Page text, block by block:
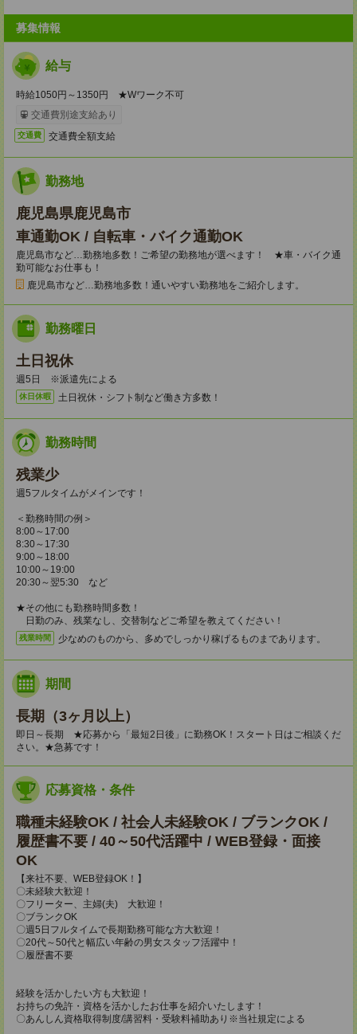
募集情報
給与
時給1050円～1350円 ★Wワーク不可
交通費別途支給あり
交通費 交通費全額支給
勤務地
鹿児島県鹿児島市
車通勤OK / 自転車・バイク通勤OK
鹿児島市など…勤務地多数！ご希望の勤務地が選べます！ ★車・バイク通
勤可能なお仕事も！
鹿児島市など…勤務地多数！通いやすい勤務地をご紹介します。
勤務曜日
土日祝休
週5日 ※派遣先による
休日休暇 土日祝休・シフト制など働き方多数！
勤務時間
残業少
週5フルタイムがメインです！
＜勤務時間の例＞
8:00～17:00
8:30～17:30
9:00～18:00
10:00～19:00
20:30～翌5:30 など
★その他にも勤務時間多数！
日勤のみ、残業なし、交替制などご希望を教えてください！
残業時間 少なめのものから、多めでしっかり稼げるものまであります。
期間
長期（3ヶ月以上）
即日～長期 ★応募から「最短2日後」に勤務OK！スタート日はご相談くだ
さい。★急募です！
応募資格・条件
職種未経験OK / 社会人未経験OK / ブランクOK /
履歴書不要 / 40～50代活躍中 / WEB登録・面接
OK
【来社不要、WEB登録OK！】
〇未経験大歓迎！
〇フリーター、主婦(夫) 大歓迎！
〇ブランクOK
〇週5日フルタイムで長期勤務可能な方大歓迎！
〇20代～50代と幅広い年齢の男女スタッフ活躍中！
〇履歴書不要
経験を活かしたい方も大歓迎！
お持ちの免許・資格を活かしたお仕事を紹介いたします！
〇あんしん資格取得制度/講習料・受験料補助あり※当社規定による